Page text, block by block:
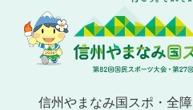
信州やまなみ国スポ・全